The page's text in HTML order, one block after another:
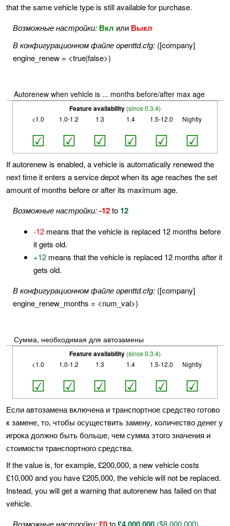
that the same vehicle type is still available for purchase.
Возможные настройки: Вкл или Выкл
В конфигурационном файле openttd.cfg: ([company]
engine_renew = <true|false>)
Autorenew when vehicle is ... months before/after max age
Feature availability (since 0.3.4)
<1.0
☑
1.0-1.2
☑
1.3
☑
1.4
☑
1.5-12.0
☑
Nightly
☑
If autorenew is enabled, a vehicle is automatically renewed the
next time it enters a service depot when its age reaches the set
amount of months before or after its maximum age.
Возможные настройки:-12to 12
-12 means that the vehicle is replaced 12 months before
it gets old.
+12 means that the vehicle is replaced 12 months after it
gets old.
В конфигурационном файле openttd.cfg: ([company]
engine_renew_months = <num_val>)
Сумма, необходимая для автозамены
Feature availability (since 0.3.4)
<1.0
☑
1.0-1.2
☑
1.3
☑
1.4
☑
1.5-12.0
☑
Nightly
☑
Если автозамена включена и транспортное средство готово
к замене, то, чтобы осуществить замену, количество денег у
игрока должно быть больше, чем сумма этого значения и
стоимости транспортного средства.
If the value is, for example, £200,000, a new vehicle costs
£10,000 and you have £205,000, the vehicle will not be replaced.
Instead, you will get a warning that autorenew has failed on that
vehicle.
Возможные настройки:
to
($8,000,000)